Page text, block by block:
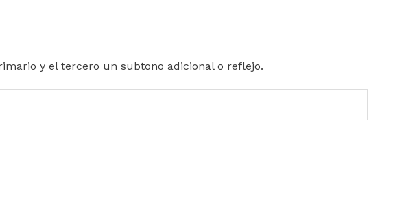
y el tercero un subtono adicional o reflejo.